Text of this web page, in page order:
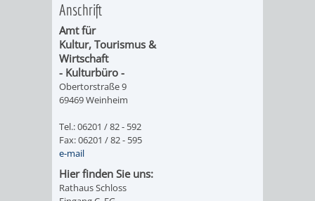
KINDER
STÄRKEN"
VORMERKVERFAHREN
DIE
PLATZVERGABE
FERIENANGEBOTE
TIPPS
TREFFS
STADTBIBLIOTHEK
A
Z
Anschrift
Amt für
Kultur, Tourismus &
Wirtschaft
- Kulturbüro -
Obertorstraße 9
69469 Weinheim
Tel.: 06201 / 82 - 592
Fax: 06201 / 82 - 595
e-mail
Hier finden Sie uns:
Rathaus Schloss